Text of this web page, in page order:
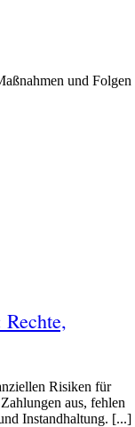
Risiken für
aus, fehlen
Instandhaltung. [...]